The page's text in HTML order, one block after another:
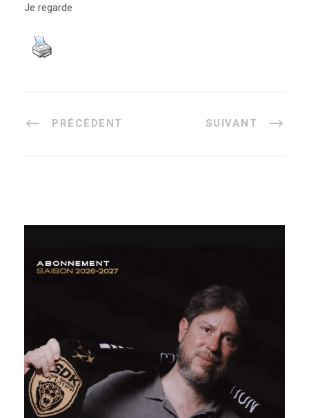
Je regarde
PRÉCÉDENT SUIVANT